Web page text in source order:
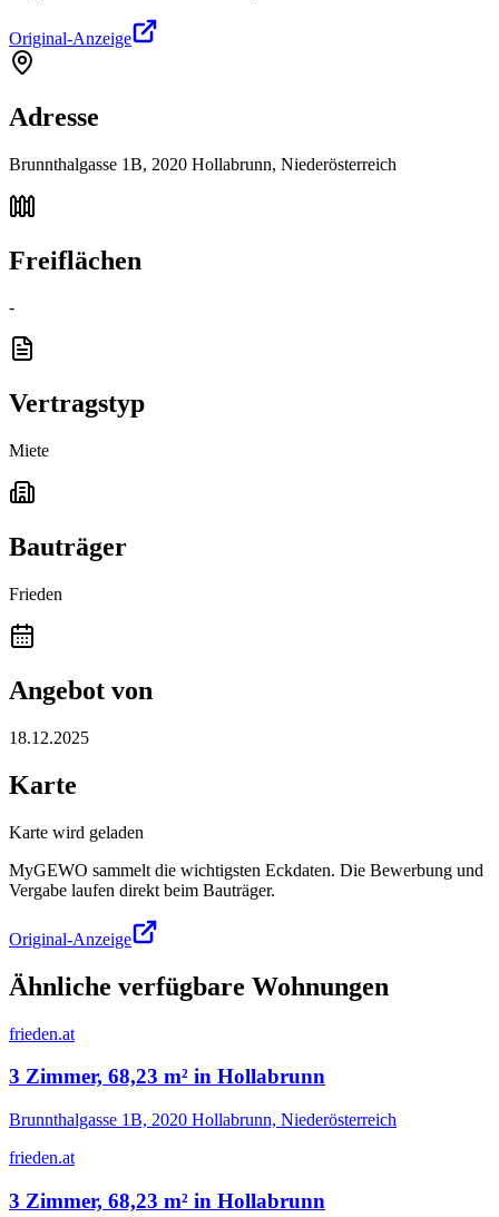
Original-Anzeige
Adresse
Brunnthalgasse 1B, 2020 Hollabrunn, Niederösterreich
Freiflächen
-
Vertragstyp
Miete
Bauträger
Frieden
Angebot von
18.12.2025
Karte
Karte wird geladen
MyGEWO sammelt die wichtigsten Eckdaten. Die Bewerbung und
Vergabe laufen direkt beim Bauträger.
Original-Anzeige
Ähnliche verfügbare Wohnungen
frieden.at
3 Zimmer, 68,23 m² in Hollabrunn
Brunnthalgasse 1B, 2020 Hollabrunn, Niederösterreich
frieden.at
3 Zimmer, 68,23 m² in Hollabrunn